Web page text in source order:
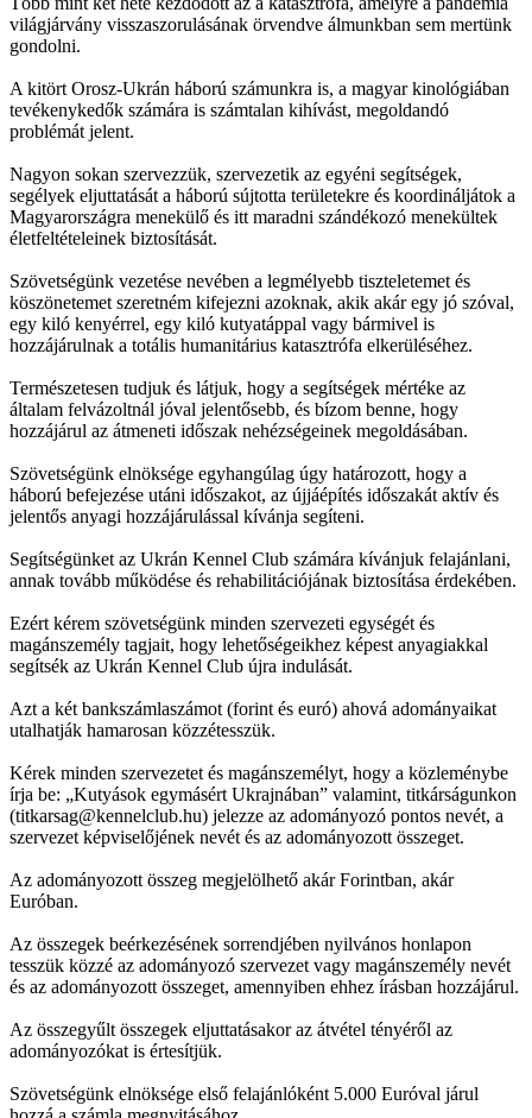
világjárvány visszaszorulásának örvendve álmunkban sem mertünk
gondolni.
A kitört Orosz-Ukrán háború számunkra is, a magyar kinológiában
tevékenykedők számára is számtalan kihívást, megoldandó
problémát jelent.
Nagyon sokan szervezzük, szervezetik az egyéni segítségek,
segélyek eljuttatását a háború sújtotta területekre és koordináljátok a
Magyarországra menekülő és itt maradni szándékozó menekültek
életfeltételeinek biztosítását.
Szövetségünk vezetése nevében a legmélyebb tiszteletemet és
köszönetemet szeretném kifejezni azoknak, akik akár egy jó szóval,
egy kiló kenyérrel, egy kiló kutyatáppal vagy bármivel is
hozzájárulnak a totális humanitárius katasztrófa elkerüléséhez.
Természetesen tudjuk és látjuk, hogy a segítségek mértéke az
általam felvázoltnál jóval jelentősebb, és bízom benne, hogy
hozzájárul az átmeneti időszak nehézségeinek megoldásában.
Szövetségünk elnöksége egyhangúlag úgy határozott, hogy a
háború befejezése utáni időszakot, az újjáépítés időszakát aktív és
jelentős anyagi hozzájárulással kívánja segíteni.
Segítségünket az Ukrán Kennel Club számára kívánjuk felajánlani,
annak tovább működése és rehabilitációjának biztosítása érdekében.
Ezért kérem szövetségünk minden szervezeti egységét és
magánszemély tagjait, hogy lehetőségeikhez képest anyagiakkal
segítsék az Ukrán Kennel Club újra indulását.
Azt a két bankszámlaszámot (forint és euró) ahová adományaikat
utalhatják hamarosan közzétesszük.
Kérek minden szervezetet és magánszemélyt, hogy a közleménybe
írja be: „Kutyások egymásért Ukrajnában” valamint, titkárságunkon
(titkarsag@kennelclub.hu) jelezze az adományozó pontos nevét, a
szervezet képviselőjének nevét és az adományozott összeget.
Az adományozott összeg megjelölhető akár Forintban, akár
Euróban.
Az összegek beérkezésének sorrendjében nyilvános honlapon
tesszük közzé az adományozó szervezet vagy magánszemély nevét
és az adományozott összeget, amennyiben ehhez írásban hozzájárul.
Az összegyűlt összegek eljuttatásakor az átvétel tényéről az
adományozókat is értesítjük.
Szövetségünk elnöksége első felajánlóként 5.000 Euróval járul